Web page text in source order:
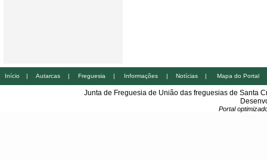
Início | Autarcas | Freguesia | Informações | Notícias | Mapa do Portal
Junta de Freguesia de União das freguesias de Santa
Portal